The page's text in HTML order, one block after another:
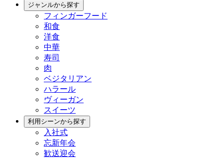
ジャンルから探す
フィンガーフード
和食
洋食
中華
寿司
肉
ベジタリアン
ハラール
ヴィーガン
スイーツ
利用シーンから探す
入社式
忘新年会
歓送迎会